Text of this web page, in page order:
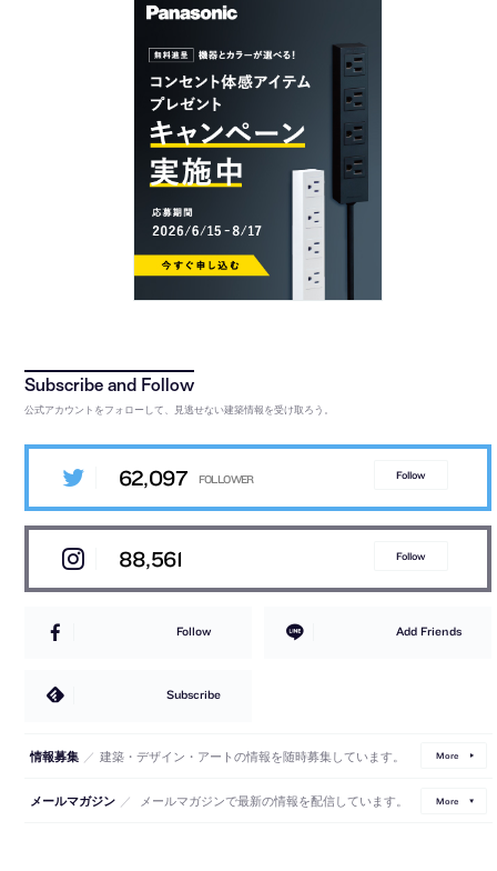
公式アカウントをフォローして、見逃せない建築情報を受け取ろう。
62,097 Follow
88,561 Follow
Follow Add Friends
Subscribe
情報募集 ／ 建築・デザイン・アートの情報を随時募集しています。 More
メールマガジン ／ メールマガジンで最新の情報を配信しています。 More